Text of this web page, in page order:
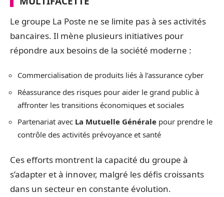
Le groupe La Poste ne se limite pas à ses activités
bancaires. Il mène plusieurs initiatives pour
répondre aux besoins de la société moderne :
Commercialisation de produits liés à l’assurance cyber
Réassurance des risques pour aider le grand public à
affronter les transitions économiques et sociales
Partenariat avec La Mutuelle Générale pour prendre le
contrôle des activités prévoyance et santé
Ces efforts montrent la capacité du groupe à
s’adapter et à innover, malgré les défis croissants
dans un secteur en constante évolution.